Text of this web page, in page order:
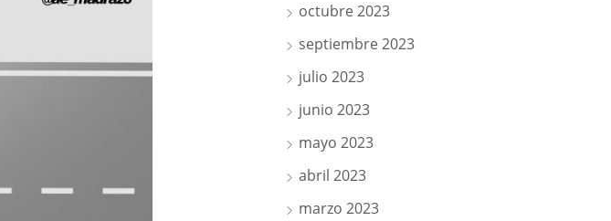
octubre 2023
septiembre 2023
julio 2023
junio 2023
mayo 2023
abril 2023
marzo 2023